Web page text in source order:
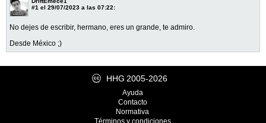
#1 el 29/07/2023 a las 07:22:
No dejes de escribir, hermano, eres un grande, te admiro.
Desde México ;)
HHG 2005-2026
Ayuda
Contacto
Normativa
Términos y condiciones